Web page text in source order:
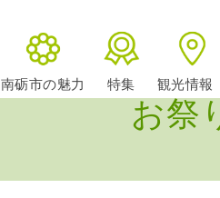
南砺市の魅力 特集 観光情報
お祭